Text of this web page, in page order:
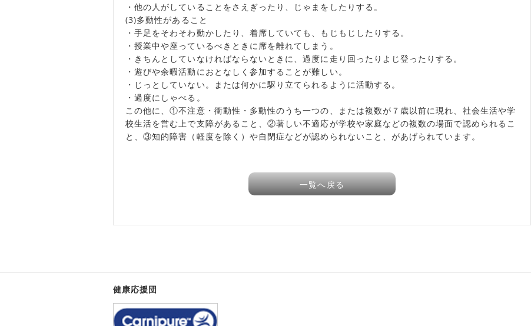
・他の人がしていることをさえぎったり、じゃまをしたりする。
(3)多動性があること
・手足をそわそわ動かしたり、着席していても、もじもじしたりする。
・授業中や座っているべきときに席を離れてしまう。
・きちんとしていなければならないときに、過度に走り回ったりよじ登ったりする。
・遊びや余暇活動におとなしく参加することが難しい。
・じっとしていない。または何かに駆り立てられるように活動する。
・過度にしゃべる。
この他に、①不注意・衝動性・多動性のうち一つの、または複数が７歳以前に現れ、社会生活や学
校生活を営む上で支障があること、②著しい不適応が学校や家庭などの複数の場面で認められるこ
と、③知的障害（軽度を除く）や自閉症などが認められないこと、があげられています。
一覧へ戻る
健康応援団